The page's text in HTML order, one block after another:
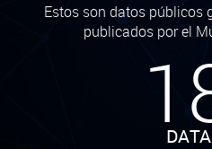
Estos son datos públicos
publicados por el